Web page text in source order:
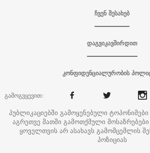
ჩვენ შესახებ
დაგვიკავშირდით
კონფიდენციალურობის
გამოგვყევით:
პუბლიკაციებში გამოყენებული
აგრეთვე მათში გამოთქმული
ყოველთვის არ ასახავს გამომცემლის
პოზიციას